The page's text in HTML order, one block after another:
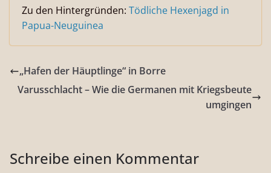
Zu den Hintergründen: Tödliche Hexenjagd in
Papua-Neuguinea
„Hafen der Häuptlinge“ in Borre
Varusschlacht – Wie die Germanen mit Kriegsbeute
umgingen
Schreibe einen Kommentar